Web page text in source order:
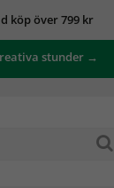
köp över 799 kr
stunder →